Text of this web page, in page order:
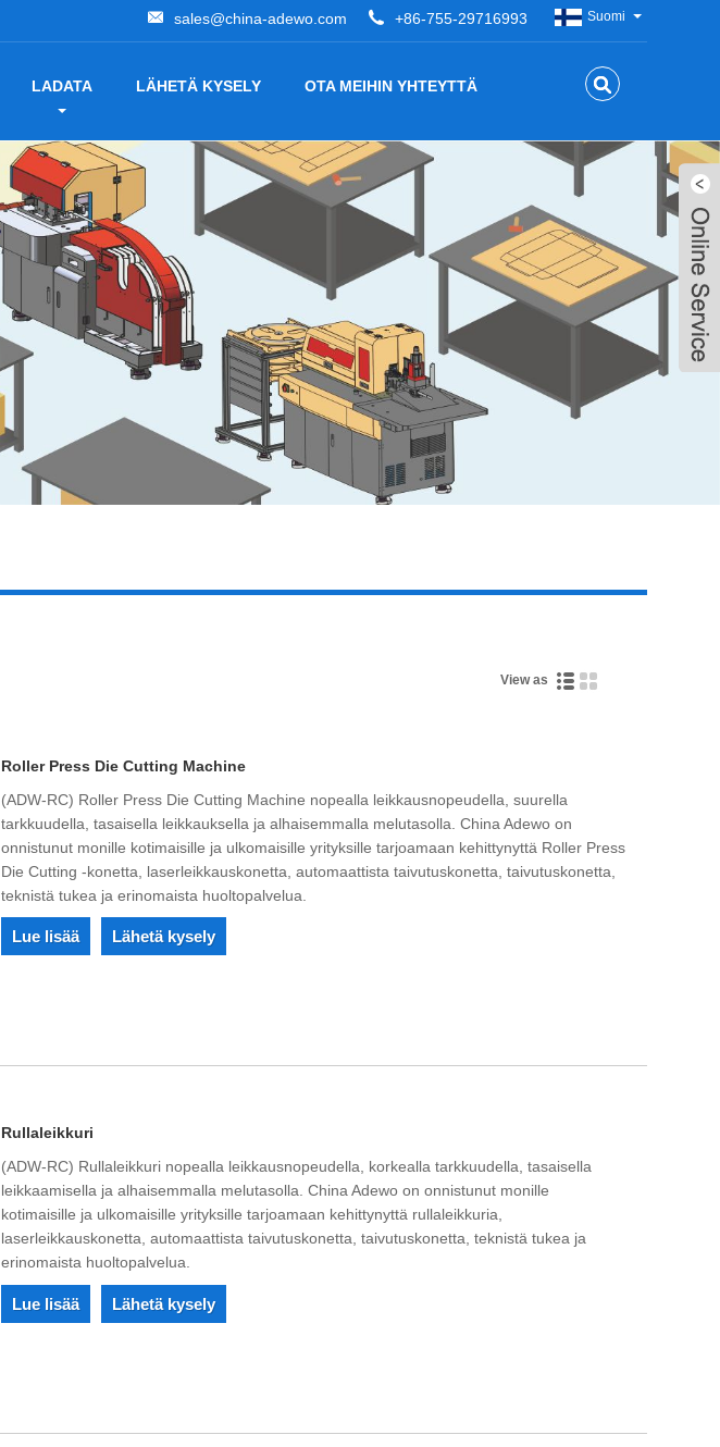
+86-755-29716993
sales@china-adewo.com Suomi
LADATA LÄHETÄ KYSELY OTA MEIHIN YHTEYTTÄ
View as
Roller Press Die Cutting Machine
(ADW-RC) Roller Press Die Cutting Machine nopealla leikkausnopeudella, suurella
tarkkuudella, tasaisella leikkauksella ja alhaisemmalla melutasolla. China Adewo on
onnistunut monille kotimaisille ja ulkomaisille yrityksille tarjoamaan kehittynyttä Roller Press
Die Cutting -konetta, laserleikkauskonetta, automaattista taivutuskonetta, taivutuskonetta,
teknistä tukea ja erinomaista huoltopalvelua.
Lue lisää Lähetä kysely
Rullaleikkuri
(ADW-RC) Rullaleikkuri nopealla leikkausnopeudella, korkealla tarkkuudella, tasaisella
leikkaamisella ja alhaisemmalla melutasolla. China Adewo on onnistunut monille
kotimaisille ja ulkomaisille yrityksille tarjoamaan kehittynyttä rullaleikkuria,
laserleikkauskonetta, automaattista taivutuskonetta, taivutuskonetta, teknistä tukea ja
erinomaista huoltopalvelua.
Lue lisää Lähetä kysely